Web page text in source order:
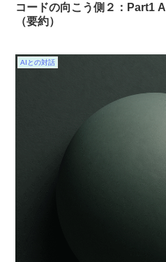
コードの向こう側２：Part1
（要約）
AIとの対話